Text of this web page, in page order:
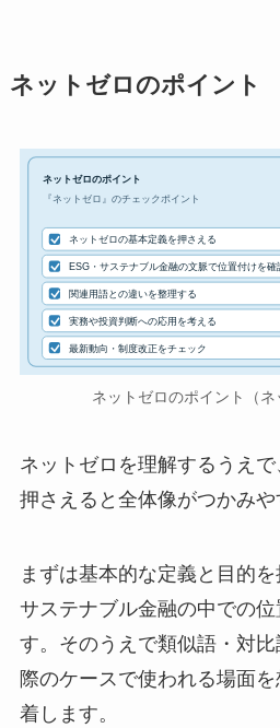
ネットゼロのポイント
ネットゼロのポイント
『ネットゼロ』のチェックポイント
ネットゼロの基本定義を押さえる
ESG・サステナブル金融の文脈で位置付けを確
関連用語との違いを整理する
実務や投資判断への応用を考える
最新動向・制度改正をチェック
ネットゼロのポイント（
ネットゼロを理解するうえ
押さえると全体像がつかみや
まずは基本的な定義と目的
サステナブル金融の中での
す。そのうえで類似語・対
際のケースで使われる場面
着します。